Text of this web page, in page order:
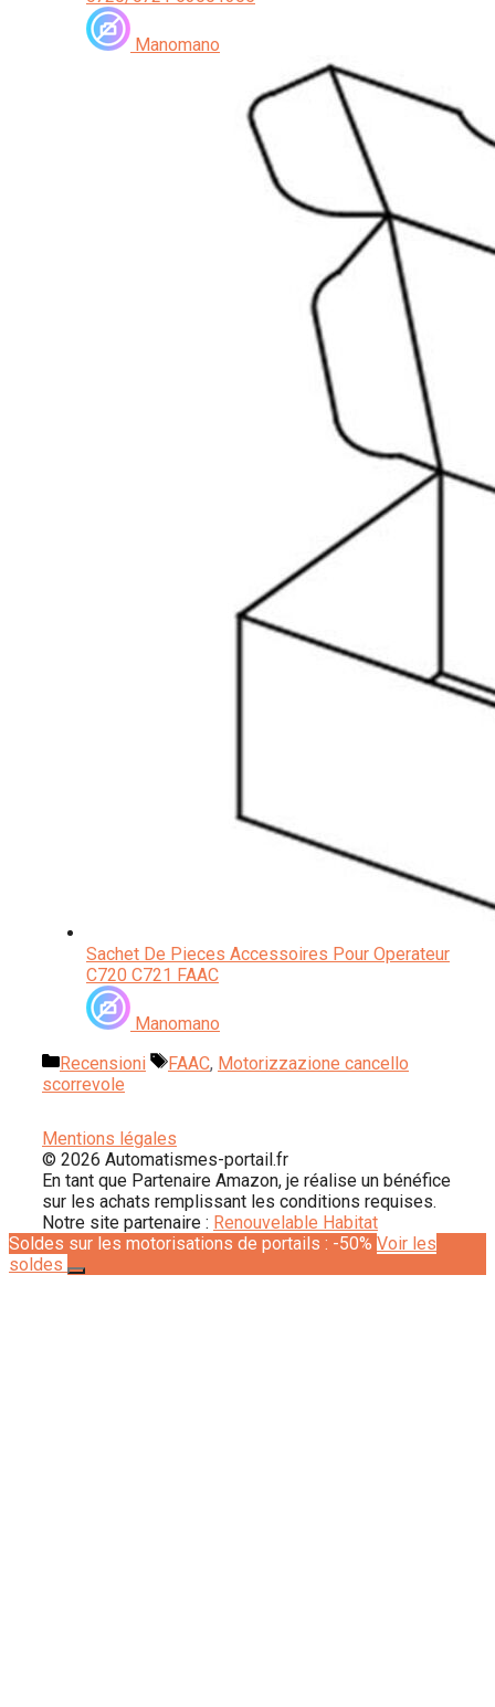
Manomano
Sachet De Pieces Accessoires Pour Operateur
C720 C721 FAAC
Manomano
Categorie
Recensioni Tag
FAAC, Motorizzazione cancello
scorrevole
Mentions légales
© 2026 Automatismes-portail.fr
En tant que Partenaire Amazon, je réalise un bénéfice
sur les achats remplissant les conditions requises.
Notre site partenaire : Renouvelable Habitat
Soldes sur les motorisations de portails : -50% Voir les
soldes